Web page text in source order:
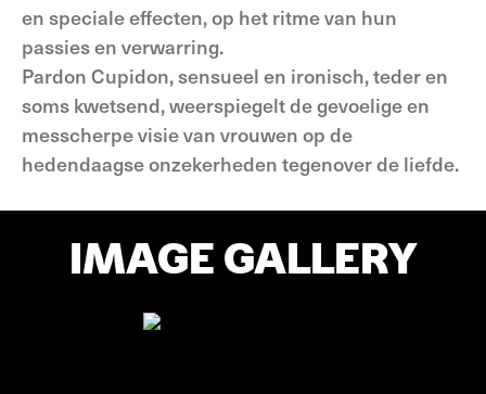
en speciale effecten, op het ritme van hun
passies en verwarring.
Pardon Cupidon, sensueel en ironisch, teder en
soms kwetsend, weerspiegelt de gevoelige en
messcherpe visie van vrouwen op de
hedendaagse onzekerheden tegenover de liefde.
IMAGE GALLERY